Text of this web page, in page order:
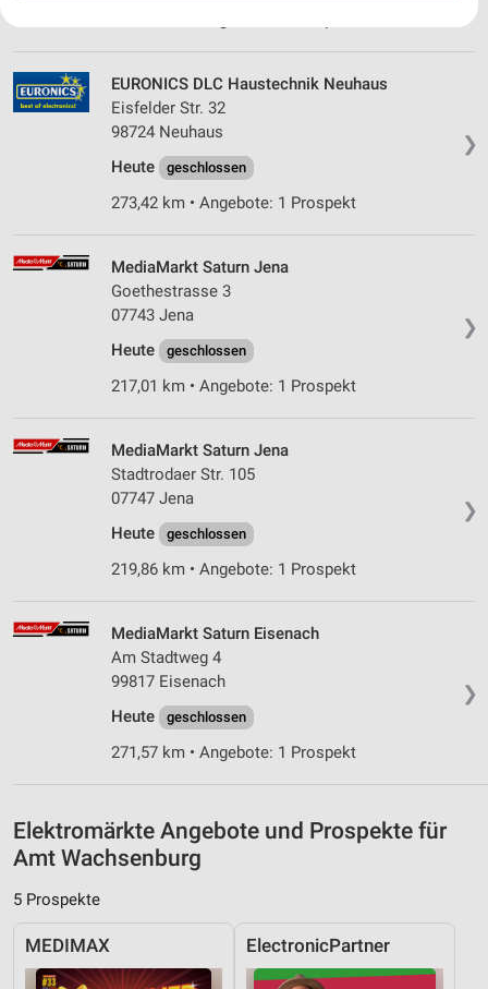
❯
EURONICS DLC Haustechnik Neuhaus
Eisfelder Str. 32
98724 Neuhaus
Heute
geschlossen
273,42 km • Angebote: 1 Prospekt
❯
MediaMarkt Saturn Jena
Goethestrasse 3
07743 Jena
Heute
geschlossen
217,01 km • Angebote: 1 Prospekt
❯
MediaMarkt Saturn Jena
Stadtrodaer Str. 105
07747 Jena
Heute
geschlossen
219,86 km • Angebote: 1 Prospekt
❯
MediaMarkt Saturn Eisenach
Am Stadtweg 4
99817 Eisenach
Heute
geschlossen
271,57 km • Angebote: 1 Prospekt
Elektromärkte Angebote und Prospekte für
Amt Wachsenburg
5 Prospekte
MEDIMAX ElectronicPartner
Website/App.
Wir nutzen Ihre Daten für folgende Zwecke:
IAB-Verarbeitungszwecke:
auf einem Endgerät
Verwendung reduzierter Daten zur Auswahl von
Erstellung von Profilen für personalisierte
Verwendung von Profilen zur Auswahl
personalisierter Werbung
Verwendung von Profilen zur Auswahl
personalisierter Inhalte
Messung der Werbeleistung
Messung der Performance von Inhalten
Analyse von Zielgruppen durch Statistiken oder
Kombinationen von Daten aus verschiedenen
Verwendung reduzierter Daten zur Auswahl von
Verwendung genauer Standortdaten
Informationen identifizieren
Notwendig